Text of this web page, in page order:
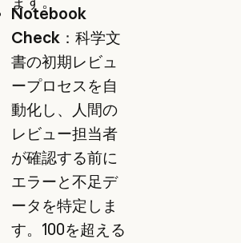
Notebook
Check：科学文
書の初期レビュ
ープロセスを自
動化し、人間の
レビュー担当者
が確認する前に
エラーと不足デ
ータを特定しま
す。100を超える